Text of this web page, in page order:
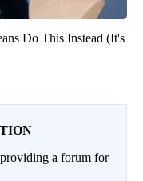
Do This Instead (It's
a forum for